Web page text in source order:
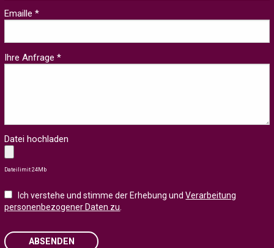
Emaille *
Ihre Anfrage *
Datei hochladen
Dateilimit 24Mb
Ich verstehe und stimme der Erhebung undVerarbeitung
personenbezogener Daten zu.
ABSENDEN